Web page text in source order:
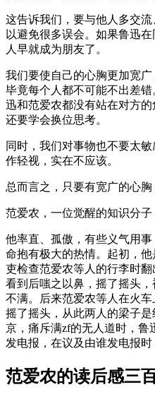
这告诉我们，要与他人多交
以避免很多误会。如果鲁迅
人早就成为朋友了。
我们要使自己的心胸更加宽
毕竟每个人都不可能不出差
迅和范爱农都没有站在对方
还要学会换位思考。
同时，我们对事物也不要太
作轻视，实在不应该。
总而言之，只要有宽广的心胸
范爱农，一位觉醒的知识分子
他率直、孤傲，有些义气用
命抱有极大的热情。起初，
吏检查范爱农等人的行李时
看到后嗤之以鼻，摇了摇头
不满。后来范爱农等人在火
摇了摇头，从此两人的梁子
京，痛斥满zf的无人道时，鲁
发电报，在议及由谁发电报时
范爱农的读后感三